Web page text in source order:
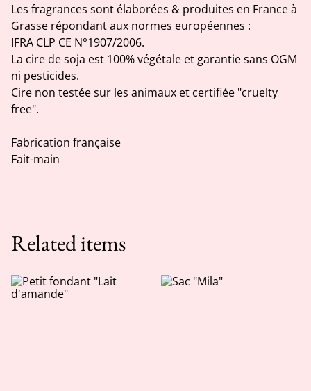
Les fragrances sont élaborées & produites en France à
Grasse répondant aux normes européennes :
IFRA CLP CE N°1907/2006.
La cire de soja est 100% végétale et garantie sans OGM
ni pesticides.
Cire non testée sur les animaux et certifiée "cruelty
free".
Fabrication française
Fait-main
Related items